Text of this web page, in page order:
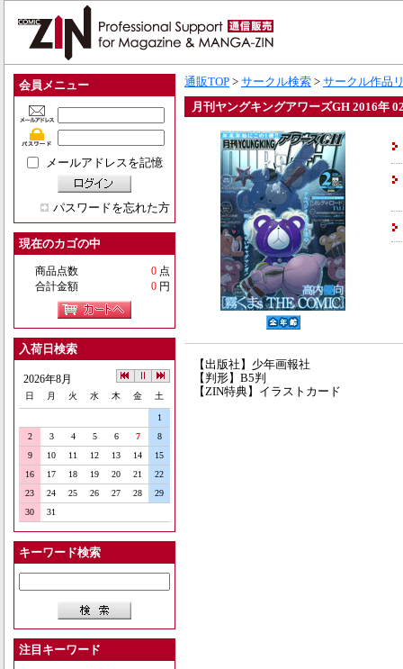
会員メニュー
メールアドレスを記憶
パスワードを忘れた方
現在のカゴの中
商品点数 0 点
合計金額
0 円
入荷日検索
2026年8月
日 月 火 水 木 金 土
1
2
3 4 5 6 7
8
9
10 11 12 13 14
15
16
17 18 19 20 21
22
23
24 25 26 27 28
29
30
31
キーワード検索
注目キーワード
通販TOP > サークル検索 > サークル作品
月刊ヤングキングアワーズGH 2016年
【出版社】少年画報社
【判形】B5判
【ZIN特典】イラストカード